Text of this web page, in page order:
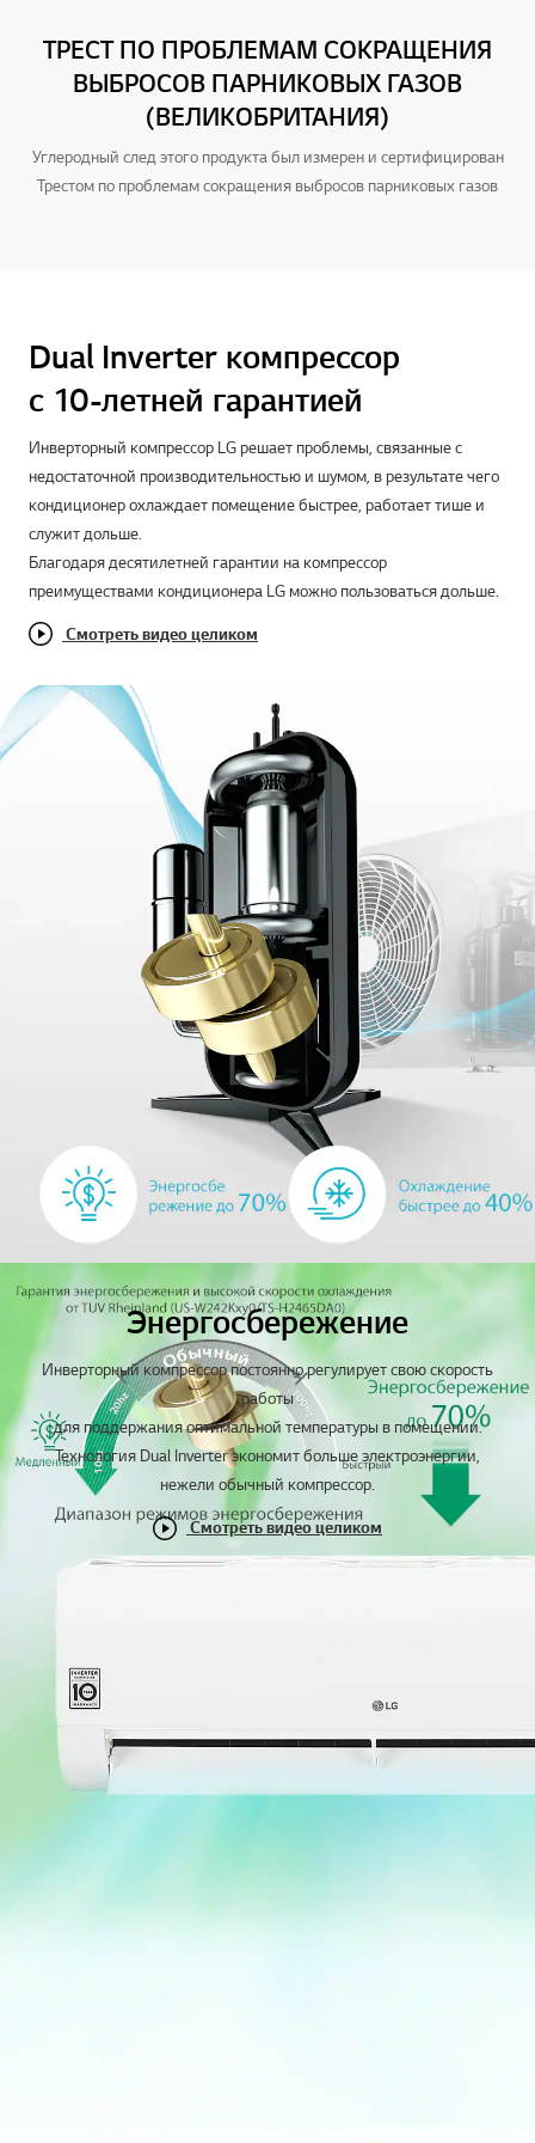
ТРЕСТ ПО ПРОБЛЕМАМ СОКРАЩЕНИЯ
ВЫБРОСОВ ПАРНИКОВЫХ ГАЗОВ
(ВЕЛИКОБРИТАНИЯ)
Углеродный след этого продукта был измерен и сертифицирован
Трестом по проблемам сокращения выбросов парниковых газов
Dual Inverter компрессор
с 10-летней гарантией
Инверторный компрессор LG решает проблемы, связанные с
недостаточной производительностью и шумом, в результате чего
кондиционер охлаждает помещение быстрее, работает тише и
служит дольше.
Благодаря десятилетней гарантии на компрессор
преимуществами кондиционера LG можно пользоваться дольше.
Смотреть видео целиком
Энергосбережение
Инверторный компрессор постоянно регулирует свою скорость
работы
для поддержания оптимальной температуры в помещении.
Технология Dual Inverter экономит больше электроэнергии,
нежели обычный компрессор.
Смотреть видео целиком